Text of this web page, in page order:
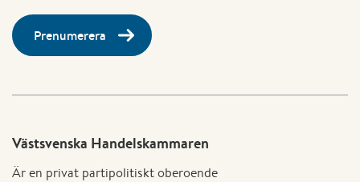
Prenumerera
Västsvenska Handelskammaren
Är en privat partipolitiskt oberoende